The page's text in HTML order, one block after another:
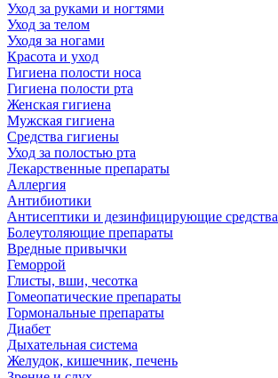
Уход за руками и ногтями
Уход за телом
Уходя за ногами
Красота и уход
Гигиена полости носа
Гигиена полости рта
Женская гигиена
Мужская гигиена
Средства гигиены
Уход за полостью рта
Лекарственные препараты
Аллергия
Антибиотики
Антисептики и дезинфицирующие средства
Болеутоляющие препараты
Вредные привычки
Геморрой
Глисты, вши, чесотка
Гомеопатические препараты
Гормональные препараты
Диабет
Дыхательная система
Желудок, кишечник, печень